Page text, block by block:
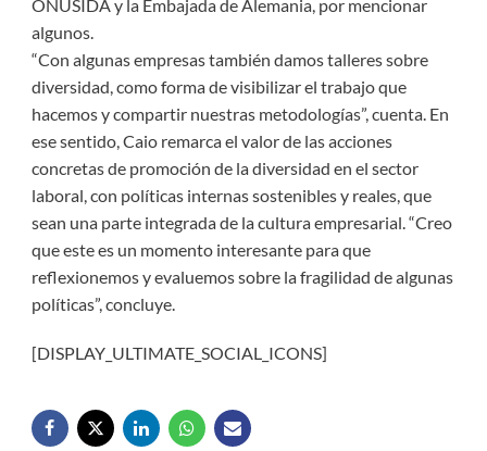
ONUSIDA y la Embajada de Alemania, por mencionar
algunos.
“Con algunas empresas también damos talleres sobre
diversidad, como forma de visibilizar el trabajo que
hacemos y compartir nuestras metodologías”, cuenta. En
ese sentido, Caio remarca el valor de las acciones
concretas de promoción de la diversidad en el sector
laboral, con políticas internas sostenibles y reales, que
sean una parte integrada de la cultura empresarial. “Creo
que este es un momento interesante para que
reflexionemos y evaluemos sobre la fragilidad de algunas
políticas”, concluye.
[DISPLAY_ULTIMATE_SOCIAL_ICONS]